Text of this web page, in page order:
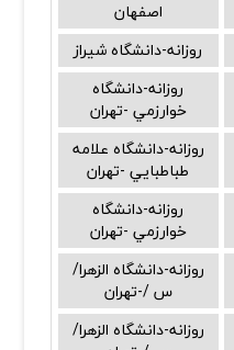
اصفهان
روزانه-دانشگاه شيراز
روزانه-دانشگاه
خوارزمي -تهران
روزانه-دانشگاه علامه
طباطبايي -تهران
روزانه-دانشگاه
خوارزمي -تهران
روزانه-دانشگاه الزهرا/
س /-تهران
روزانه-دانشگاه الزهرا/